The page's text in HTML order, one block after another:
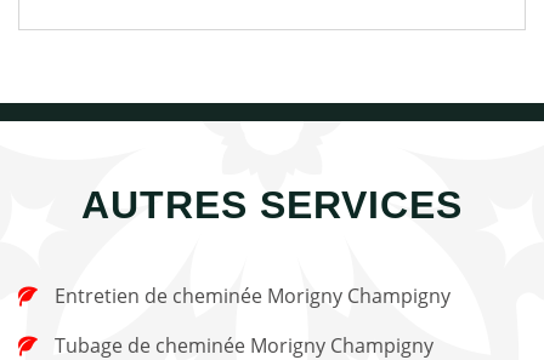
AUTRES SERVICES
Entretien de cheminée Morigny Champigny
Tubage de cheminée Morigny Champigny